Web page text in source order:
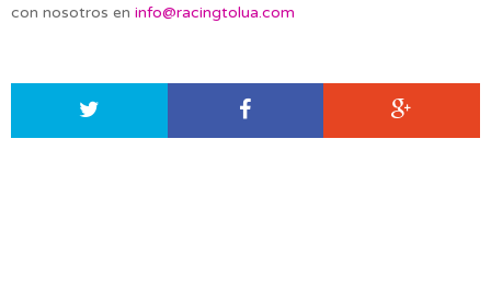
con nosotros en info@racingtolua.com